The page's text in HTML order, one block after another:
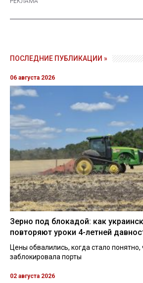
ПОСЛЕДНИЕ ПУБЛИКАЦИИ »
06 августа 2026
Зерно под блокадой: как
повторяют уроки 4-летней
Цены обвалились, когда стало понятно,
заблокировала порты
02 августа 2026